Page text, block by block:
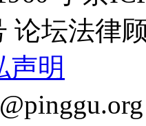
论坛法律
声明